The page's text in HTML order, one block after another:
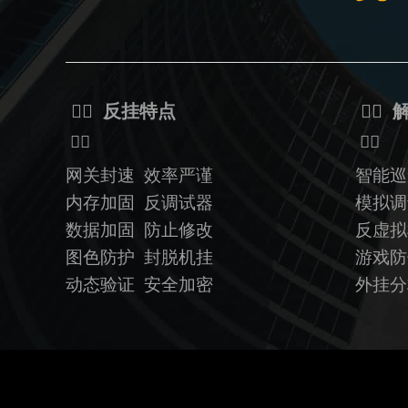
ᅟᅠ 反挂特点
ᅟᅠ
网关封速 效率严谨
内存加固 反调试器
数据加固 防止修改
图色防护 封脱机挂
动态验证 安全加密
ᅟᅠ
ᅟᅠ
智能
模拟
反虚
游戏
外挂